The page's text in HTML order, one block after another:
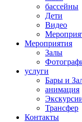
бассейны
Дети
Видео
Мероприятия
Залы
услуги
Бары и
анимация
Трансфер
Контакты